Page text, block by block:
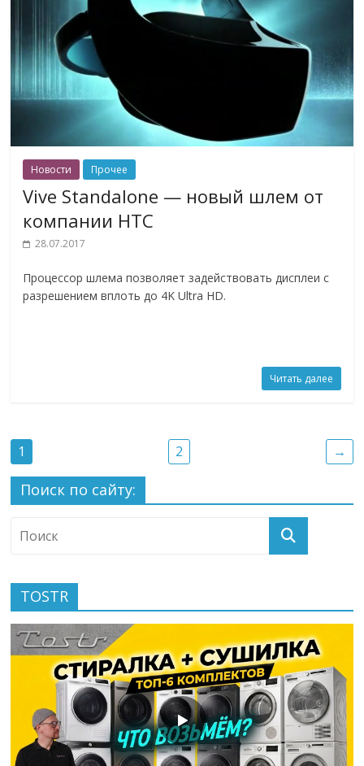
Новости Прочее
Vive Standalone — новый шлем от
компании HTC
28.07.2017
Процессор шлема позволяет задействовать дисплеи с
разрешением вплоть до 4K Ultra HD.
Читать далее
1 2 →
Поиск по сайту:
TOSTR